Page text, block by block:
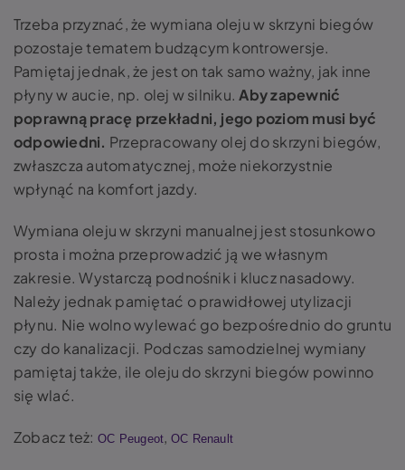
Trzeba przyznać, że wymiana oleju w skrzyni biegów
pozostaje tematem budzącym kontrowersje.
Pamiętaj jednak, że jest on tak samo ważny, jak inne
płyny w aucie, np. olej w silniku.Aby zapewnić
poprawną pracę przekładni, jego poziom musi być
odpowiedni. Przepracowany olej do skrzyni biegów,
zwłaszcza automatycznej, może niekorzystnie
wpłynąć na komfort jazdy.
Wymiana oleju w skrzyni manualnej jest stosunkowo
prosta i można przeprowadzić ją we własnym
zakresie. Wystarczą podnośnik i klucz nasadowy.
Należy jednak pamiętać o prawidłowej utylizacji
płynu. Nie wolno wylewać go bezpośrednio do gruntu
czy do kanalizacji. Podczas samodzielnej wymiany
pamiętaj także, ile oleju do skrzyni biegów powinno
się wlać.
Zobacz też: OC Peugeot, OC Renault